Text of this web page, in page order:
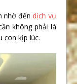
nhờ đến dịch vụ
không phải là
con kịp lúc.